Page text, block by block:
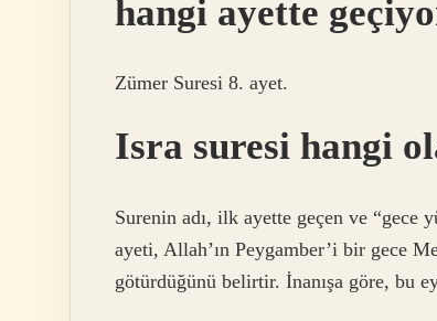
hangi ayette
Zümer Suresi 8. ayet.
Isra suresi hangi
Surenin adı, ilk ayette geçen ve “gece
ayeti, Allah’ın Peygamber’i bir gece
götürdüğünü belirtir. İnanışa göre, bu